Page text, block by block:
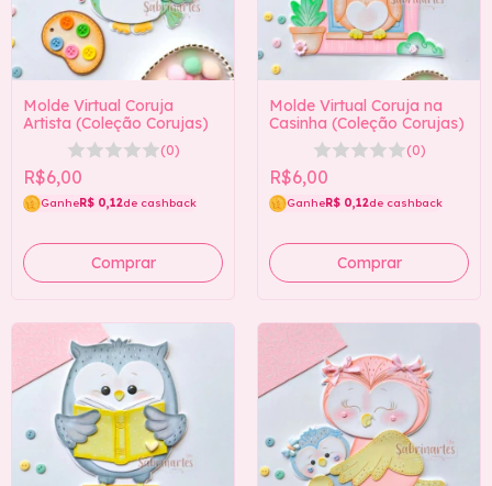
Molde Virtual Coruja
Artista (Coleção Corujas)
(0)
R$6,00
GanheR$ 0,12de cashback
Molde Virtual Coruja na
Casinha (Coleção Corujas)
(0)
R$6,00
GanheR$ 0,12de cashback